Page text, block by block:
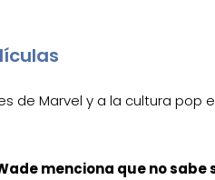
de Marvel y a la cultura pop
menciona que no sabe